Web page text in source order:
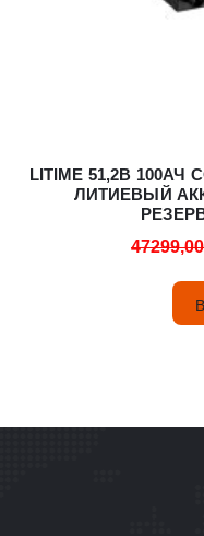
LITIME 51,2В 100АЧ
ЛИТИЕВЫЙ